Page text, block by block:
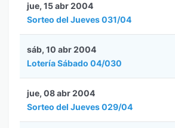
Sorteo del Jueves 031/04
jue, 15 abr 2004
Lotería Sábado 04/030
sáb, 10 abr 2004
Sorteo del Jueves 029/04
jue, 08 abr 2004